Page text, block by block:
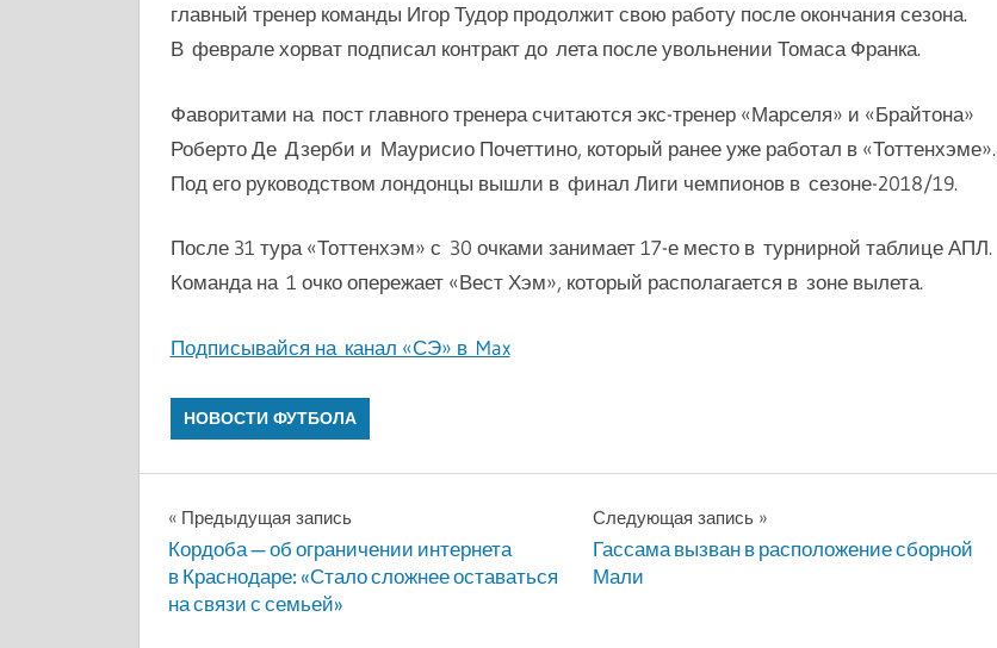
главный тренер команды Игор Тудор продолжит свою работу после окончания сезона.
В феврале хорват подписал контракт до лета после увольнении Томаса Франка.
Фаворитами на пост главного тренера считаются экс-тренер «Марселя» и «Брайтона»
Роберто Де Дзерби и Маурисио Почеттино, который ранее уже работал в «Тоттенхэме».
Под его руководством лондонцы вышли в финал Лиги чемпионов в сезоне-2018/19.
После 31 тура «Тоттенхэм» с 30 очками занимает 17-е место в турнирной таблице АПЛ.
Команда на 1 очко опережает «Вест Хэм», который располагается в зоне вылета.
Подписывайся на канал «СЭ» в Max
НОВОСТИ ФУТБОЛА
Навигация
по
записям
Предыдущая запись
Кордоба — об ограничении интернета
в Краснодаре: «Стало сложнее оставаться
на связи с семьей»
Следующая запись
Гассама вызван в расположение сборной
Мали